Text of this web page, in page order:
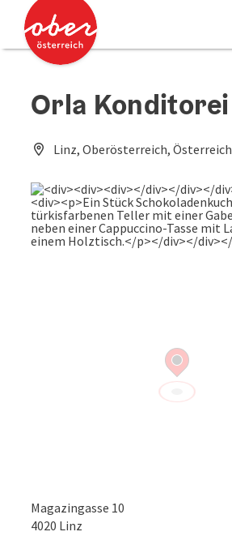
Zum Inhalt
Zum Seitenanfang
Orla Konditorei
Linz, Oberösterreich, Österreich
Magazingasse 10
4020 Linz